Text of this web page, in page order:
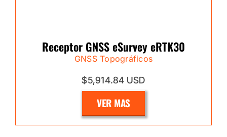
Receptor GNSS eSurvey eRTK30
GNSS Topográficos
$5,914.84 USD
VER MAS